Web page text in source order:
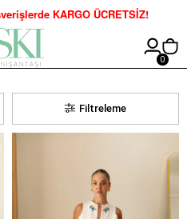
KARGO ÜCRETSİZ!
0
Filtreleme